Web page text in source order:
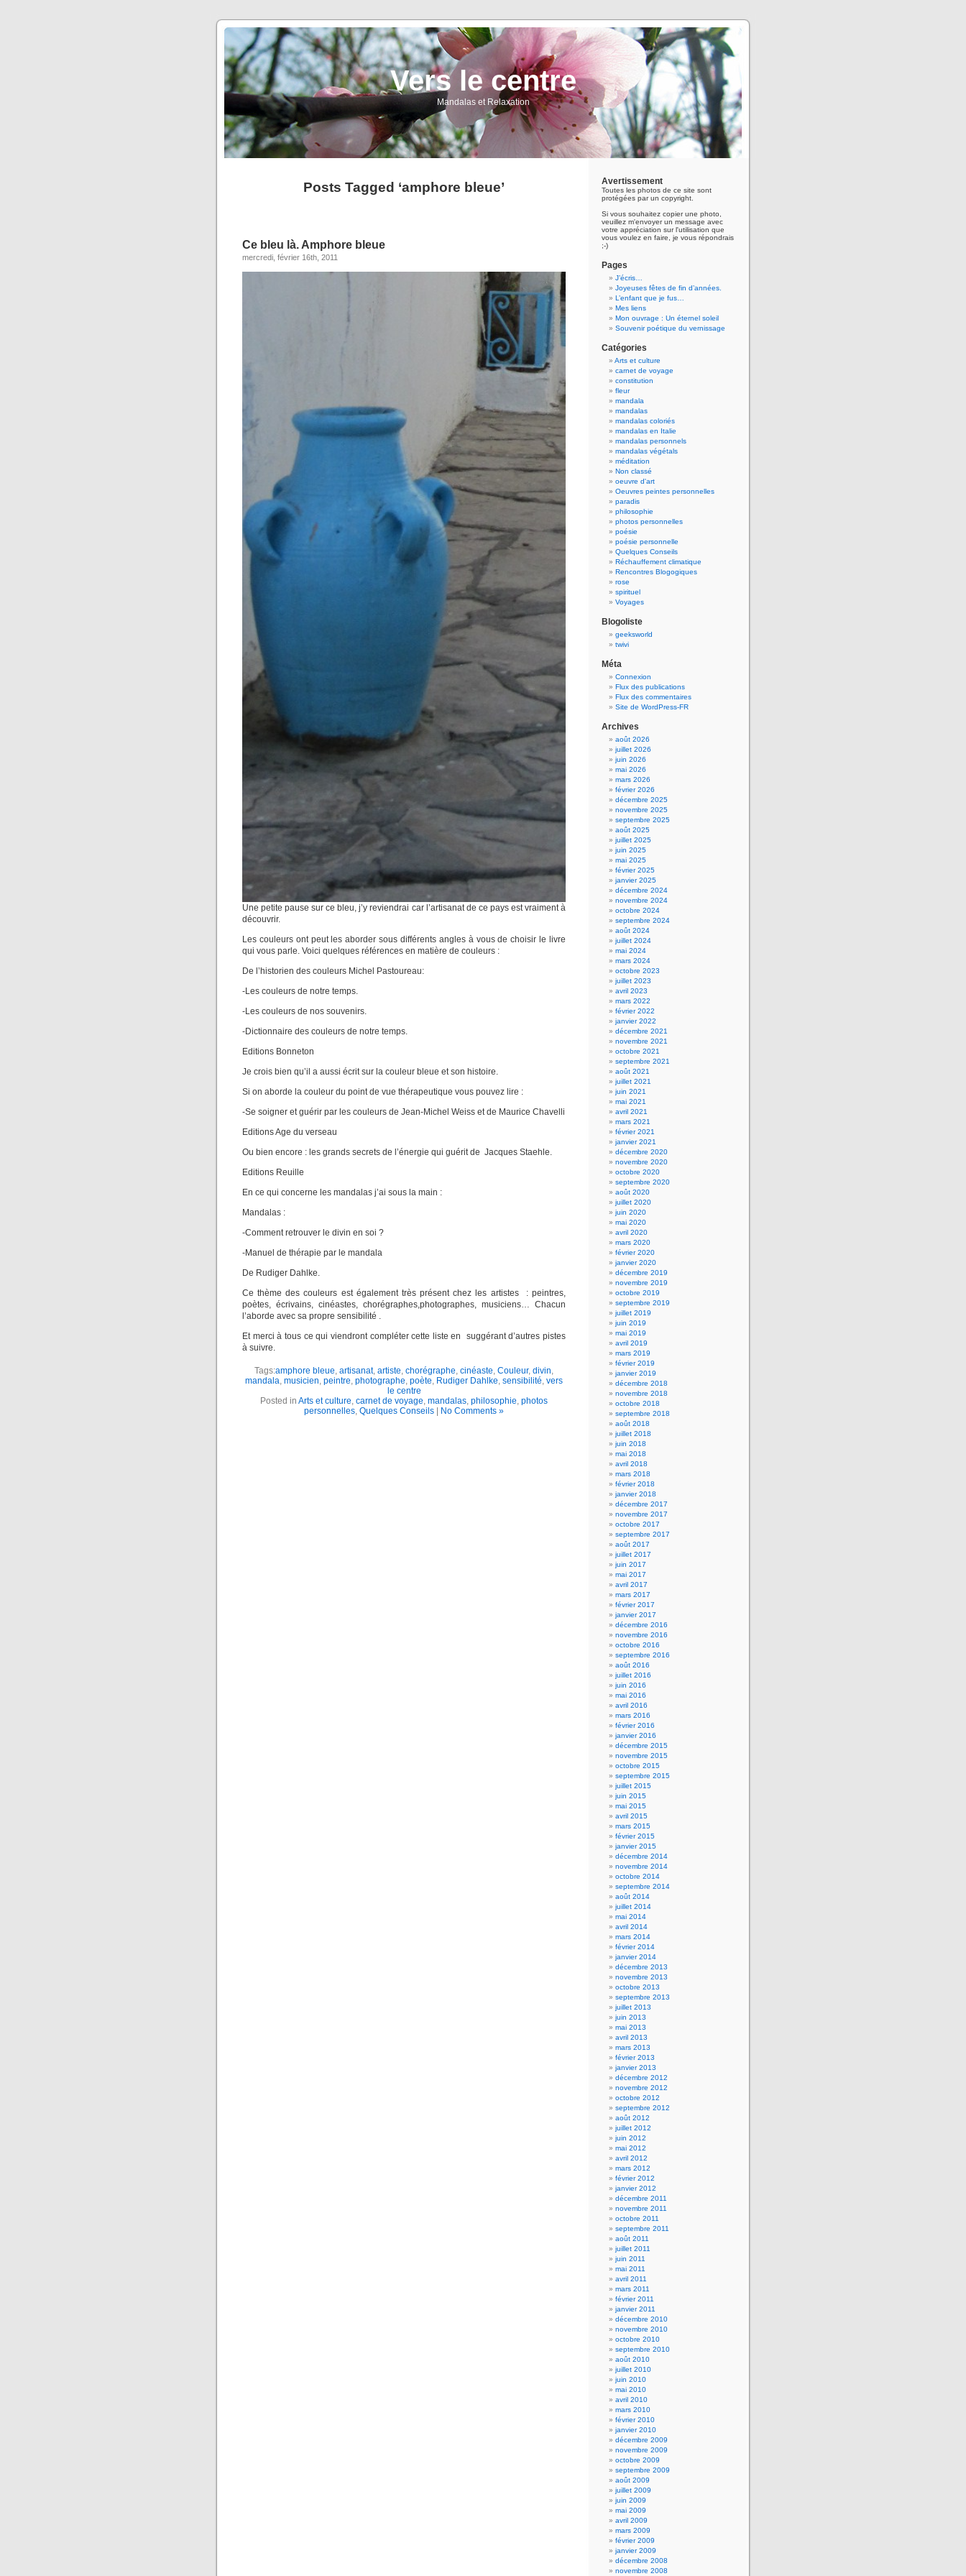
Vers le centre
Mandalas et Relaxation
Posts Tagged ‘amphore bleue’
Ce bleu là. Amphore bleue
mercredi, février 16th, 2011
Une petite pause sur ce bleu, j’y reviendrai car l’artisanat de ce pays est vraiment à
découvrir.
Les couleurs ont peut les aborder sous différents angles à vous de choisir le livre
qui vous parle. Voici quelques références en matière de couleurs :
De l’historien des couleurs Michel Pastoureau:
-Les couleurs de notre temps.
-Les couleurs de nos souvenirs.
-Dictionnaire des couleurs de notre temps.
Editions Bonneton
Je crois bien qu’il a aussi écrit sur la couleur bleue et son histoire.
Si on aborde la couleur du point de vue thérapeutique vous pouvez lire :
-Se soigner et guérir par les couleurs de Jean-Michel Weiss et de Maurice Chavelli
Editions Age du verseau
Ou bien encore : les grands secrets de l’énergie qui guérit de Jacques Staehle.
Editions Reuille
En ce qui concerne les mandalas j’ai sous la main :
Mandalas :
-Comment retrouver le divin en soi ?
-Manuel de thérapie par le mandala
De Rudiger Dahlke.
Ce thème des couleurs est également très présent chez les artistes : peintres,
poètes, écrivains, cinéastes, chorégraphes,photographes, musiciens… Chacun
l’aborde avec sa propre sensibilité .
Et merci à tous ce qui viendront compléter cette liste en suggérant d’autres pistes
à suivre.
Tags:amphore bleue, artisanat, artiste, chorégraphe, cinéaste, Couleur, divin,
mandala, musicien, peintre, photographe, poète, Rudiger Dahlke, sensibilité, vers
le centre
Posted in Arts et culture, carnet de voyage, mandalas, philosophie, photos
personnelles, Quelques Conseils No Comments »
Avertissement
Toutes les photos de ce site sont
protégées par un copyright.
Si vous souhaitez copier une photo,
veuillez m'envoyer un message avec
votre appréciation sur l'utilisation que
vous voulez en faire, je vous répondrais
;-)
Pages
J’écris…
Joyeuses fêtes de fin d’années.
L’enfant que je fus…
Mes liens
Mon ouvrage : Un éternel soleil
Souvenir poétique du vernissage
Catégories
Arts et culture
carnet de voyage
constitution
fleur
mandala
mandalas
mandalas coloriés
mandalas en Italie
mandalas personnels
mandalas végétals
méditation
Non classé
oeuvre d'art
Oeuvres peintes personnelles
paradis
philosophie
photos personnelles
poésie
poésie personnelle
Quelques Conseils
Réchauffement climatique
Rencontres Blogogiques
rose
spirituel
Voyages
Blogoliste
geeksworld
twivi
Méta
Connexion
Flux des publications
Flux des commentaires
Site de WordPress-FR
Archives
août 2026
juillet 2026
juin 2026
mai 2026
mars 2026
février 2026
décembre 2025
novembre 2025
septembre 2025
août 2025
juillet 2025
juin 2025
mai 2025
février 2025
janvier 2025
décembre 2024
novembre 2024
octobre 2024
septembre 2024
août 2024
juillet 2024
mai 2024
mars 2024
octobre 2023
juillet 2023
avril 2023
mars 2022
février 2022
janvier 2022
décembre 2021
novembre 2021
octobre 2021
septembre 2021
août 2021
juillet 2021
juin 2021
mai 2021
avril 2021
mars 2021
février 2021
janvier 2021
décembre 2020
novembre 2020
octobre 2020
septembre 2020
août 2020
juillet 2020
juin 2020
mai 2020
avril 2020
mars 2020
février 2020
janvier 2020
décembre 2019
novembre 2019
octobre 2019
septembre 2019
juillet 2019
juin 2019
mai 2019
avril 2019
mars 2019
février 2019
janvier 2019
décembre 2018
novembre 2018
octobre 2018
septembre 2018
août 2018
juillet 2018
juin 2018
mai 2018
avril 2018
mars 2018
février 2018
janvier 2018
décembre 2017
novembre 2017
octobre 2017
septembre 2017
août 2017
juillet 2017
juin 2017
mai 2017
avril 2017
mars 2017
février 2017
janvier 2017
décembre 2016
novembre 2016
octobre 2016
septembre 2016
août 2016
juillet 2016
juin 2016
mai 2016
avril 2016
mars 2016
février 2016
janvier 2016
décembre 2015
novembre 2015
octobre 2015
septembre 2015
juillet 2015
juin 2015
mai 2015
avril 2015
mars 2015
février 2015
janvier 2015
décembre 2014
novembre 2014
octobre 2014
septembre 2014
août 2014
juillet 2014
mai 2014
avril 2014
mars 2014
février 2014
janvier 2014
décembre 2013
novembre 2013
octobre 2013
septembre 2013
juillet 2013
juin 2013
mai 2013
avril 2013
mars 2013
février 2013
janvier 2013
décembre 2012
novembre 2012
octobre 2012
septembre 2012
août 2012
juillet 2012
juin 2012
mai 2012
avril 2012
mars 2012
février 2012
janvier 2012
décembre 2011
novembre 2011
octobre 2011
septembre 2011
août 2011
juillet 2011
juin 2011
mai 2011
avril 2011
mars 2011
février 2011
janvier 2011
décembre 2010
novembre 2010
octobre 2010
septembre 2010
août 2010
juillet 2010
juin 2010
mai 2010
avril 2010
mars 2010
février 2010
janvier 2010
décembre 2009
novembre 2009
octobre 2009
septembre 2009
août 2009
juillet 2009
juin 2009
mai 2009
avril 2009
mars 2009
février 2009
janvier 2009
décembre 2008
novembre 2008